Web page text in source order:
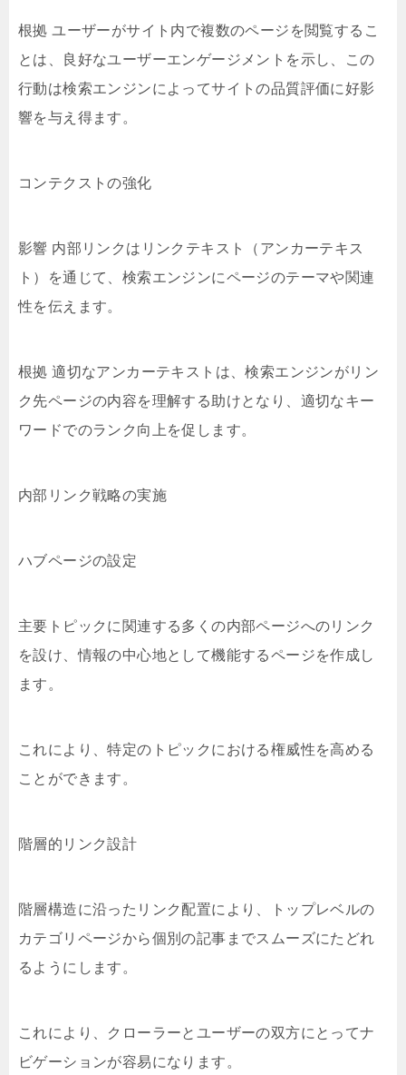
根拠 ユーザーがサイト内で複数のページを閲覧するこ
とは、良好なユーザーエンゲージメントを示し、この
行動は検索エンジンによってサイトの品質評価に好影
響を与え得ます。
コンテクストの強化
影響 内部リンクはリンクテキスト（アンカーテキス
ト）を通じて、検索エンジンにページのテーマや関連
性を伝えます。
根拠 適切なアンカーテキストは、検索エンジンがリン
ク先ページの内容を理解する助けとなり、適切なキー
ワードでのランク向上を促します。
内部リンク戦略の実施
ハブページの設定
主要トピックに関連する多くの内部ページへのリンク
を設け、情報の中心地として機能するページを作成し
ます。
これにより、特定のトピックにおける権威性を高める
ことができます。
階層的リンク設計
階層構造に沿ったリンク配置により、トップレベルの
カテゴリページから個別の記事までスムーズにたどれ
るようにします。
これにより、クローラーとユーザーの双方にとってナ
ビゲーションが容易になります。